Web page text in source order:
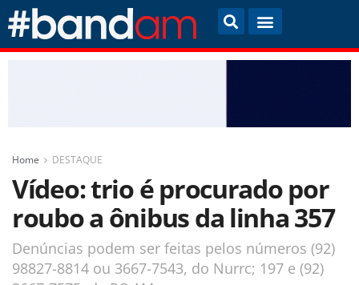
Home DESTAQUE
Vídeo: trio é procurado por
roubo a ônibus da linha 357
Denúncias podem ser feitas pelos números (92)
98827-8814 ou 3667-7543, do Nurrc; 197 e (92)